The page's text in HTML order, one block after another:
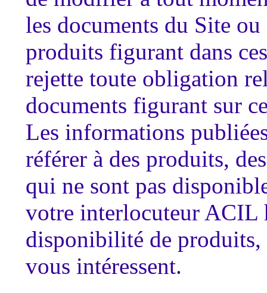
les documents du Site
produits figurant dans
rejette toute obligation
documents figurant sur
Les informations
référer à des produits,
qui ne sont pas
votre interlocuteur ACIL
disponibilité de produits,
vous intéressent.